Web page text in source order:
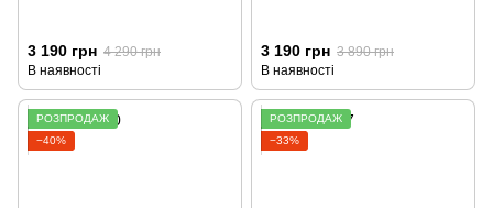
3 190 грн 4 290 грн
В наявності
3 190 грн 3 890 грн
В наявності
РОЗПРОДАЖ
−40%
РОЗПРОДАЖ
−33%